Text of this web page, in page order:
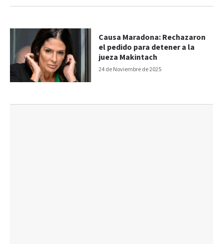
24 de Noviembre de 2025
Causa Maradona: Rechazaron
el pedido para detener a la
jueza Makintach